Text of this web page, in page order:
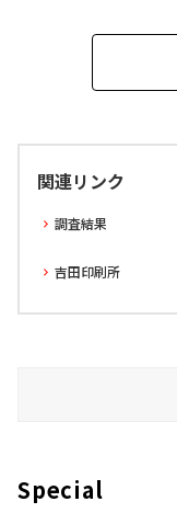
関連リンク
調査結果
吉田印刷所
Special